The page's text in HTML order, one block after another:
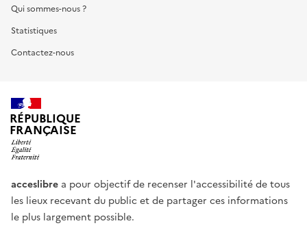
Qui sommes-nous ?
Statistiques
Contactez-nous
RÉPUBLIQUE
FRANÇAISE
acceslibre a pour objectif de recenser l'accessibilité de tous
les lieux recevant du public et de partager ces informations
le plus largement possible.